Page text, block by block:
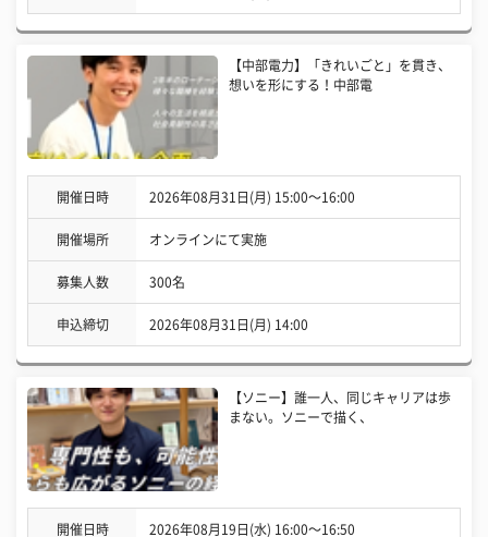
【中部電力】「きれいごと」を貫き、
想いを形にする！中部電
開催日時 2026年08月31日(月) 15:00〜16:00
開催場所 オンラインにて実施
募集人数 300名
申込締切 2026年08月31日(月) 14:00
【ソニー】誰一人、同じキャリアは歩
まない。ソニーで描く、
開催日時 2026年08月19日(水) 16:00〜16:50